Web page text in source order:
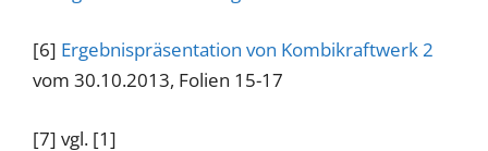
[6] Ergebnispräsentation von Kombikraftwerk 2
vom 30.10.2013, Folien 15-17
[7] vgl. [1]